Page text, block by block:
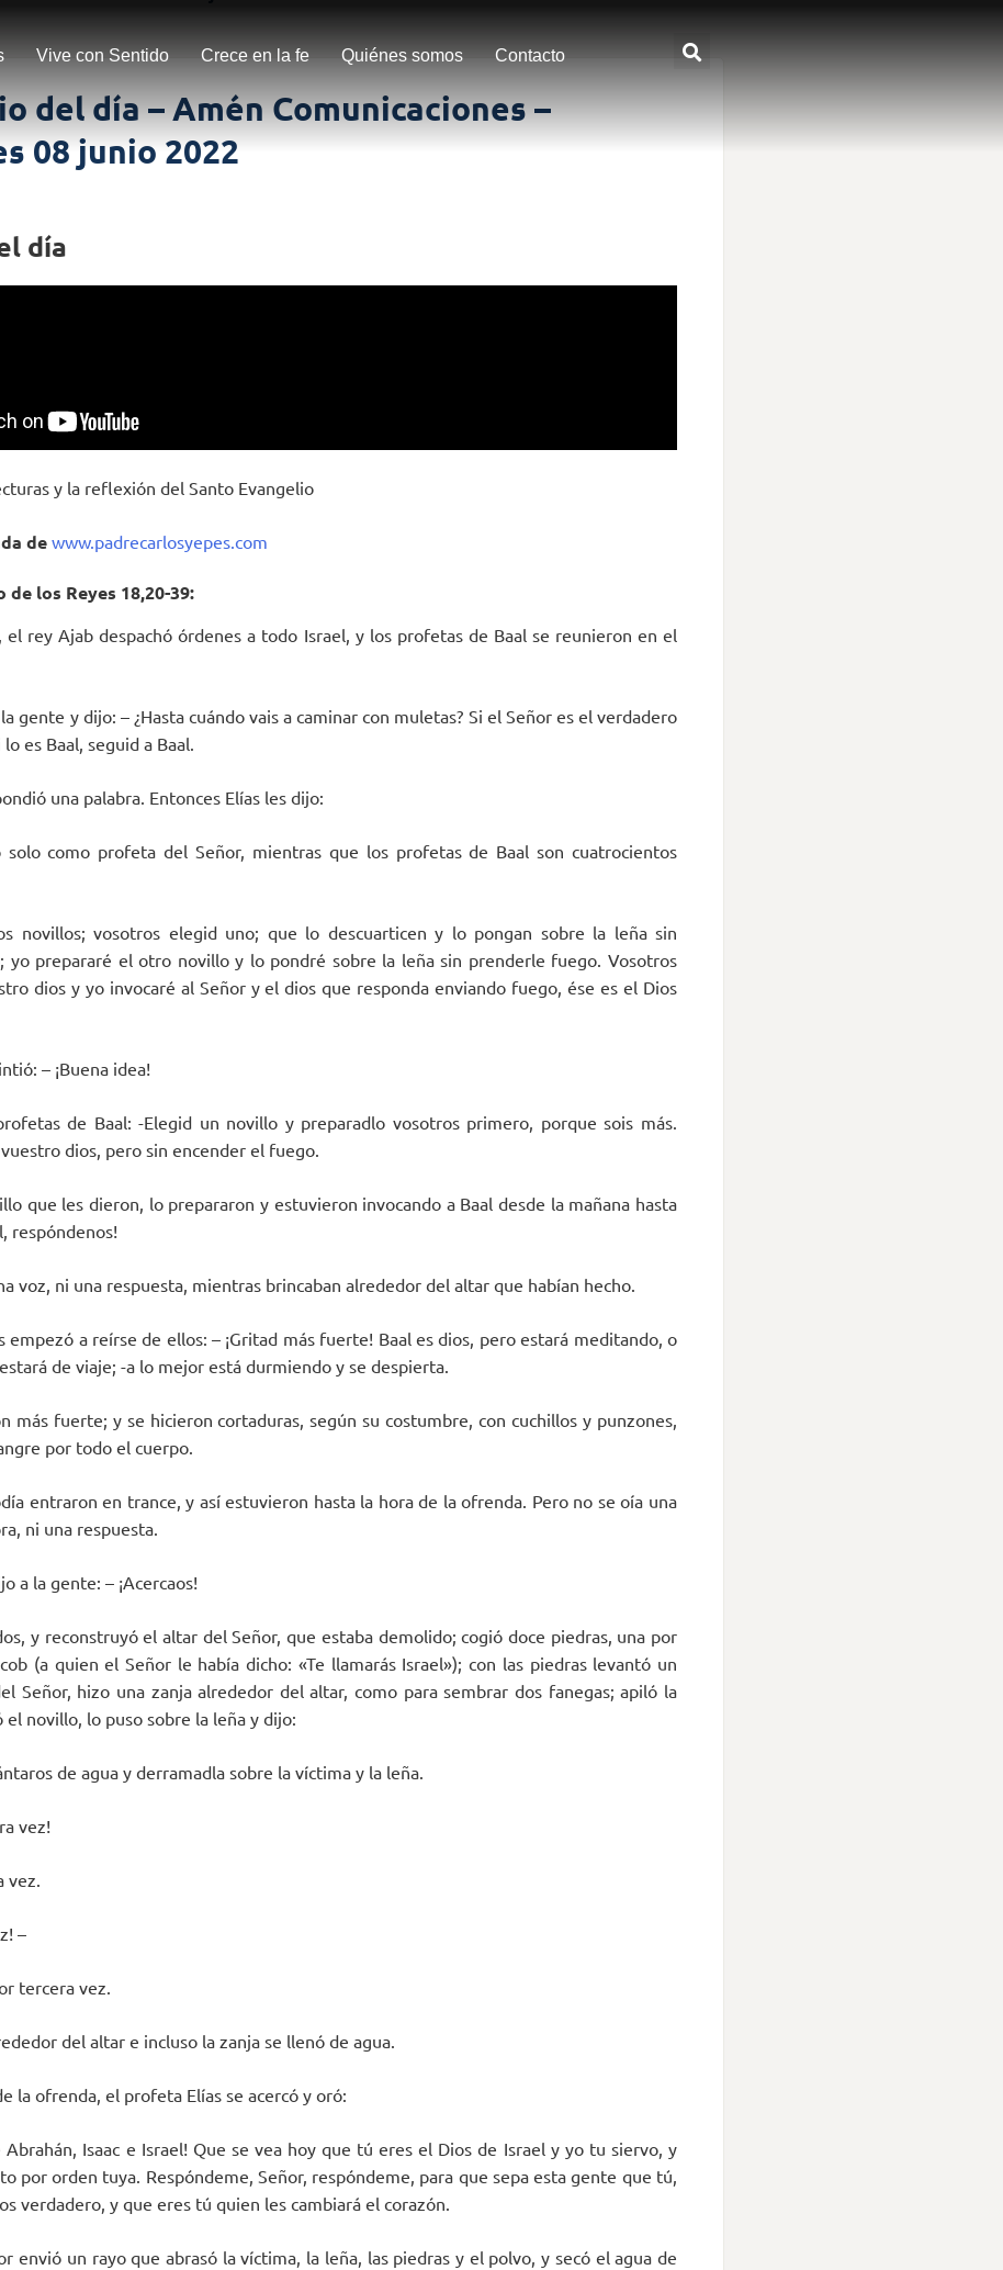
Vive con Sentido Crece en la fe Quiénes somos Contacto
del día – Amén Comunicaciones –
08 junio 2022
día
y la reflexión del Santo Evangelio
de www.padrecarlosyepes.com
los Reyes 18,20-39:
el rey Ajab despachó órdenes a todo Israel, y los profetas de Baal se reunieron en el
gente y dijo: – ¿Hasta cuándo vais a caminar con muletas? Si el Señor es el verdadero
es Baal, seguid a Baal.
una palabra. Entonces Elías les dijo:
solo como profeta del Señor, mientras que los profetas de Baal son cuatrocientos
novillos; vosotros elegid uno; que lo descuarticen y lo pongan sobre la leña sin
yo prepararé el otro novillo y lo pondré sobre la leña sin prenderle fuego. Vosotros
dios y yo invocaré al Señor y el dios que responda enviando fuego, ése es el Dios
– ¡Buena idea!
de Baal: -Elegid un novillo y preparadlo vosotros primero, porque sois más.
dios, pero sin encender el fuego.
que les dieron, lo prepararon y estuvieron invocando a Baal desde la mañana hasta
respóndenos!
voz, ni una respuesta, mientras brincaban alrededor del altar que habían hecho.
empezó a reírse de ellos: – ¡Gritad más fuerte! Baal es dios, pero estará meditando, o
de viaje; -a lo mejor está durmiendo y se despierta.
más fuerte; y se hicieron cortaduras, según su costumbre, con cuchillos y punzones,
por todo el cuerpo.
entraron en trance, y así estuvieron hasta la hora de la ofrenda. Pero no se oía una
ni una respuesta.
a la gente: – ¡Acercaos!
y reconstruyó el altar del Señor, que estaba demolido; cogió doce piedras, una por
(a quien el Señor le había dicho: «Te llamarás Israel»); con las piedras levantó un
Señor, hizo una zanja alrededor del altar, como para sembrar dos fanegas; apiló la
el novillo, lo puso sobre la leña y dijo:
de agua y derramadla sobre la víctima y la leña.
vez!
vez.
–
tercera vez.
del altar e incluso la zanja se llenó de agua.
la ofrenda, el profeta Elías se acercó y oró:
Abrahán, Isaac e Israel! Que se vea hoy que tú eres el Dios de Israel y yo tu siervo, y
por orden tuya. Respóndeme, Señor, respóndeme, para que sepa esta gente que tú,
verdadero, y que eres tú quien les cambiará el corazón.
envió un rayo que abrasó la víctima, la leña, las piedras y el polvo, y secó el agua de